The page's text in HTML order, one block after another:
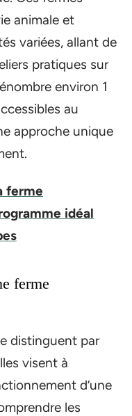
animale et
variées, allant de
pratiques sur
environ 1
au
approche unique
ferme
idéal
ferme
distinguent par
visent à
d’une
les